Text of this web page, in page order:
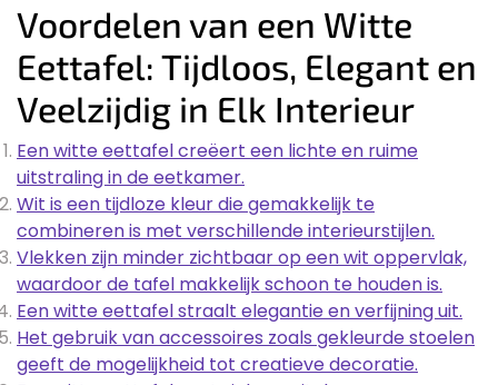
Voordelen van een Witte
Eettafel: Tijdloos, Elegant en
Veelzijdig in Elk Interieur
Een witte eettafel creëert een lichte en ruime
uitstraling in de eetkamer.
Wit is een tijdloze kleur die gemakkelijk te
combineren is met verschillende interieurstijlen.
Vlekken zijn minder zichtbaar op een wit oppervlak,
waardoor de tafel makkelijk schoon te houden is.
Een witte eettafel straalt elegantie en verfijning uit.
Het gebruik van accessoires zoals gekleurde stoelen
geeft de mogelijkheid tot creatieve decoratie.